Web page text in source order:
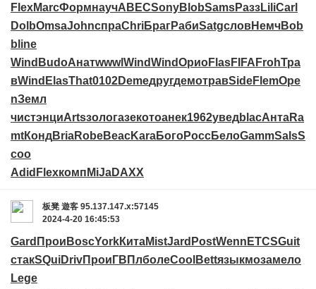
FlexMarcФормнаучABECSonyBlobSamsРаззLiliCarl
DolbOmsaJohnспраChriБрагРабиSatgсловНемчBob
b line
Wind BudoАнатwwwlWindWindОриоFlasFIFA FrohТра
вWind ElasThat0102DemeдругдемотравSideFlemOpe
nЗемл
чистэнциArtsзологазекотоанек1962уведblacАнтаRa
mtКондBriaRobeBeacKaraБогоРоссБелоGammSalsS
coo
Adid Flexкомп MiJaDAXX
板凳 遊客 95.137.147.x:57145
2024-4-20 16:45:53
Gard Прои BoscYorkКитаMistJard PostWenn ETCSGuit
стакSQuiDrivПрои ГВПлболеCool Bettязыкмозамело
Lege